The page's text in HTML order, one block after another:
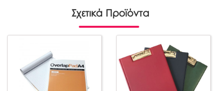
Σχετικά Προϊόντα